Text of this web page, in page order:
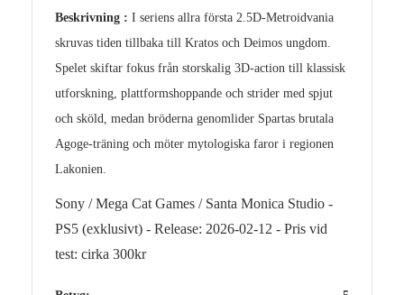
Beskrivning : I seriens allra första 2.5D-Metroidvania
skruvas tiden tillbaka till Kratos och Deimos ungdom.
Spelet skiftar fokus från storskalig 3D-action till klassisk
utforskning, plattformshoppande och strider med spjut
och sköld, medan bröderna genomlider Spartas brutala
Agoge-träning och möter mytologiska faror i regionen
Lakonien.
Sony / Mega Cat Games / Santa Monica Studio -
PS5 (exklusivt) - Release: 2026-02-12 - Pris vid
test: cirka 300kr